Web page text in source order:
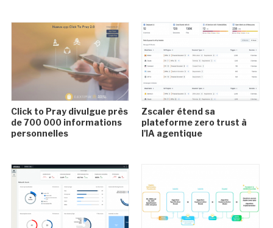
Click to Pray divulgue près
de 700 000 informations
personnelles
Zscaler étend sa
plateforme zero trust à
l'IA agentique